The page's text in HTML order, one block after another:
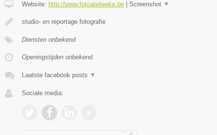
Website: http://www.fotoateljeeke.be Screenshot ▼
studio- en reportage fotografie
Diensten onbekend
Openingstijden onbekend
Laatste facebook posts ▼
Sociale media: